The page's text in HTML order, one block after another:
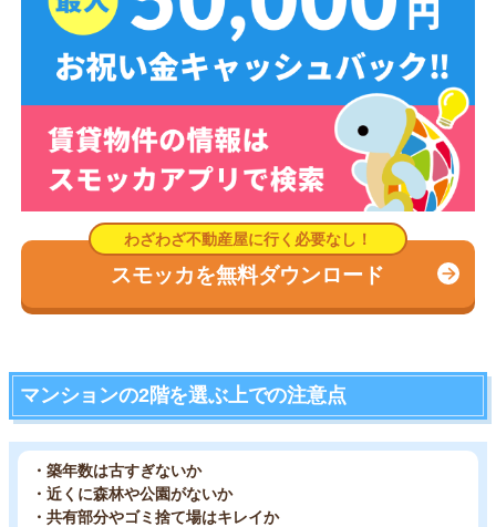
スモッカを無料ダウンロード
マンションの2階を選ぶ上での注意点
・築年数は古すぎないか
・近くに森林や公園がないか
・共有部分やゴミ捨て場はキレイか